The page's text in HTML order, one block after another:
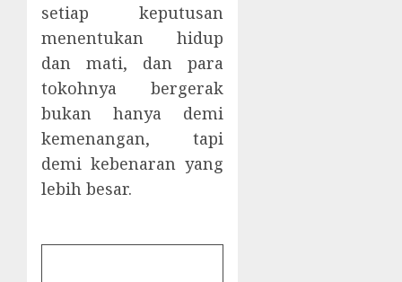
setiap keputusan
menentukan hidup
dan mati, dan para
tokohnya bergerak
bukan hanya demi
kemenangan, tapi
demi kebenaran yang
lebih besar.